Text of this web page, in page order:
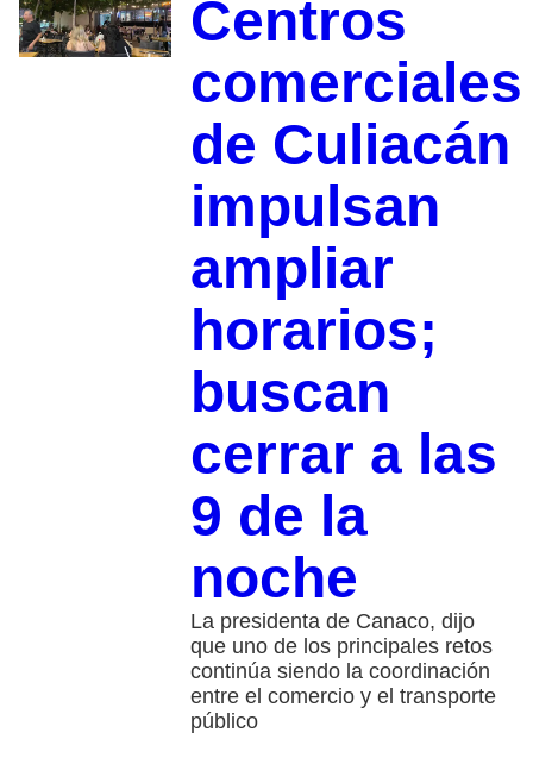
Centros
comerciales
de Culiacán
impulsan
ampliar
horarios;
buscan
cerrar a las
9 de la
noche
La presidenta de Canaco, dijo
que uno de los principales retos
continúa siendo la coordinación
entre el comercio y el transporte
público